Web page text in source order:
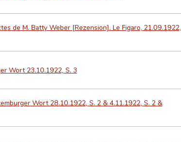
de M. Batty Weber [Rezension]. Le Figaro, 21.09.1922,
Wort 23.10.1922, S. 3
Wort 28.10.1922, S. 2 & 4.11.1922, S. 2 &